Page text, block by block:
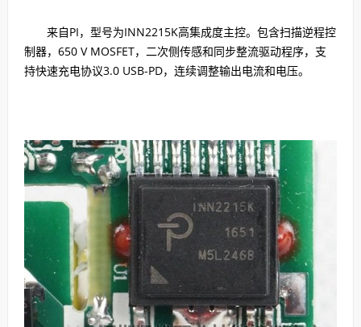
来自PI，型号为INN2215K高集成度主控。包含扫描逆程控
制器，650 V MOSFET，二次侧传感和同步整流驱动程序，支
持快速充电协议3.0 USB-PD，连续调整输出电流和电压。